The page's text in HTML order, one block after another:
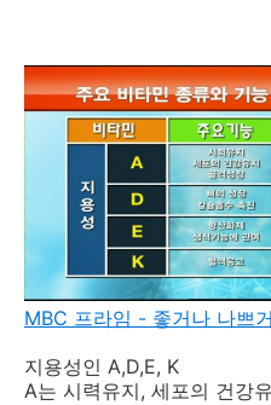
MBC 프라임 - 좋거나 나쁘
지용성인 A,D,E, K
A는 시력유지, 세포의 건강